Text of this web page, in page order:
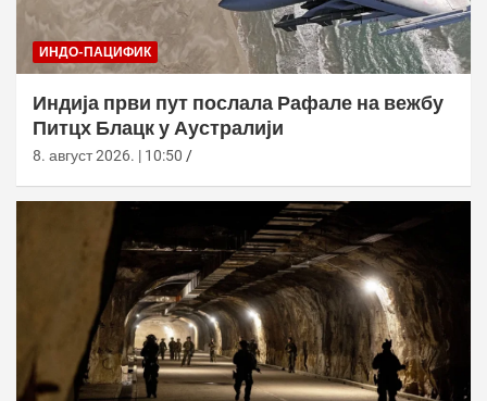
ИНДО-ПАЦИФИК
Индија први пут послала Рафале на вежбу
Питцх Блацк у Аустралији
8. август 2026. | 10:50